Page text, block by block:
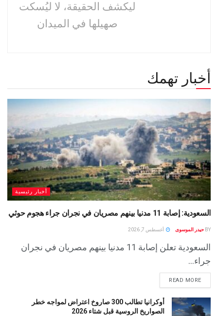
ليكشف الحقيقة، لا ليُسكت
صهيلها في الميدان
أخبار تهمك
أخبار رئيسية
السعودية: إصابة 11 مدنيا بينهم مصريان في نجران جراء هجوم حوثي
BY حيدر الموسوى أغسطس 7, 2026
السعودية تعلن إصابة 11 مدنيا بينهم مصريان في نجران
جراء...
READ MORE
أوكرانيا تطالب 300 صاروخ اعتراض لمواجه خطر
الصواريخ الروسية قبل شتاء 2026